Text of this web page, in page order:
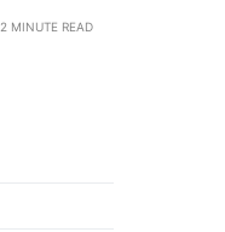
2 MINUTE READ